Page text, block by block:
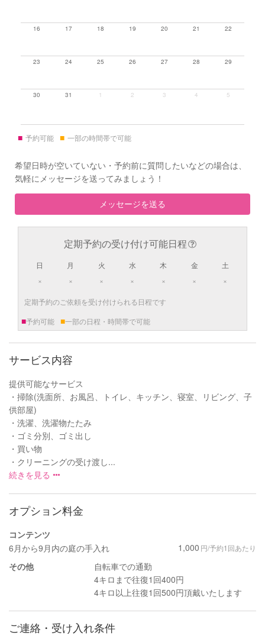
16 17 18 19 20 21 22
23 24 25 26 27 28 29
30 31 1 2 3 4 5
■ 予約可能 ■ 一部の時間帯で可能
希望日時が空いていない・予約前に質問したいなどの場合は、
気軽にメッセージを送ってみましょう！
メッセージを送る
定期予約の受け付け可能日程
日
×
月
×
火
×
水
×
木
×
金
×
土
×
定期予約のご依頼を受け付けられる日程です
■予約可能 ■一部の日程・時間帯で可能
サービス内容
提供可能なサービス
・掃除(洗面所、お風呂、トイレ、キッチン、寝室、リビング、子
供部屋)
・洗濯、洗濯物たたみ
・ゴミ分別、ゴミ出し
・買い物
・クリーニングの受け渡し...
続きを見る
オプション料金
コンテンツ
6月から9月内の庭の手入れ
1,000 円/予約1回あたり
その他
自転車での通勤
4キロまで往復1回400円
4キロ以上往復1回500円頂戴いたします
ご連絡・受け入れ条件